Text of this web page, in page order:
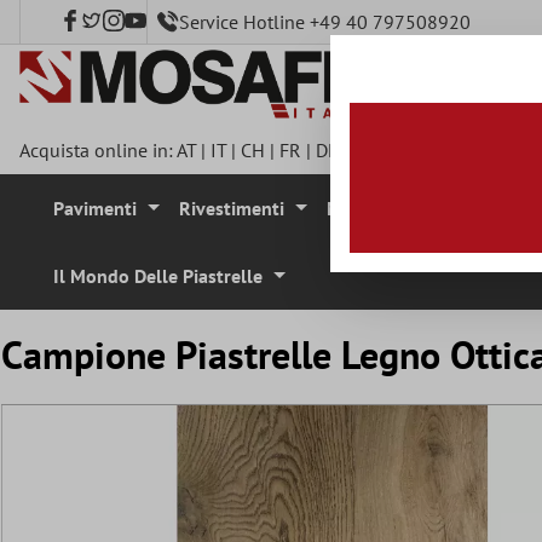
principale Service Hotline +49 40 797508920
Acquista online in:AT| IT| CH | FR | DE
Pavimenti Rivestimenti Mosaici
Il Mondo Delle Piastrelle
Campione Piastrelle Legno